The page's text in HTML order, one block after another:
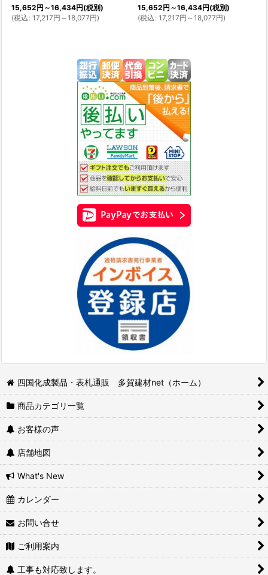
15,652円 ～16,434円(税別)
(税込 : 17,217円 ～18,077円)
15,652円 ～16,434円(税別)
(税込 : 17,217円 ～18,077円)
四国化成製品・表札通販 多賀建材net（ホーム）
商品カテゴリ一覧
お客様の声
店舗地図
What's New
カレンダー
お問い合せ
ご利用案内
工事も対応致します。